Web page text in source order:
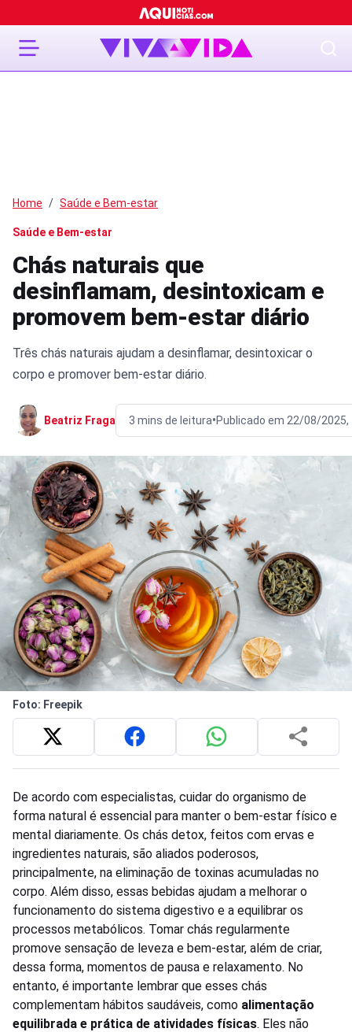
Home Saúde e Bem-estar
Saúde e Bem-estar
Chás naturais que
desinflamam, desintoxicam e
promovem bem-estar diário
Três chás naturais ajudam a desinflamar, desintoxicar o
corpo e promover bem-estar diário.
Beatriz Fraga 3 mins de leitura•Publicado em 22/08/2025,
Foto: Freepik
De acordo com especialistas, cuidar do organismo de
forma natural é essencial para manter o bem-estar físico e
mental diariamente. Os chás detox, feitos com ervas e
ingredientes naturais, são aliados poderosos,
principalmente, na eliminação de toxinas acumuladas no
corpo. Além disso, essas bebidas ajudam a melhorar o
funcionamento do sistema digestivo e a equilibrar os
processos metabólicos. Tomar chás regularmente
promove sensação de leveza e bem-estar, além de criar,
dessa forma, momentos de pausa e relaxamento. No
entanto, é importante lembrar que esses chás
complementam hábitos saudáveis, como alimentação
equilibrada e prática de atividades físicas. Eles não